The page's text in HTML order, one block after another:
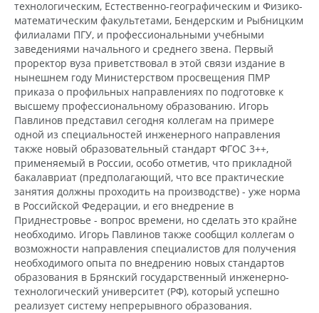
технологическим, Естественно-географическим и Физико-
математическим факультетами, Бендерским и Рыбницким
филиалами ПГУ, и профессиональными учебными
заведениями начального и среднего звена. Первый
проректор вуза приветствовал в этой связи издание в
нынешнем году Министерством просвещения ПМР
приказа о профильных направлениях по подготовке к
высшему профессиональному образованию. Игорь
Павлинов представил сегодня коллегам на примере
одной из специальностей инженерного направления
также новый образовательный стандарт ФГОС 3++,
применяемый в России, особо отметив, что прикладной
бакалавриат (предполагающий, что все практические
занятия должны проходить на производстве) - уже норма
в Российской Федерации, и его внедрение в
Приднестровье - вопрос времени, но сделать это крайне
необходимо. Игорь Павлинов также сообщил коллегам о
возможности направления специалистов для получения
необходимого опыта по внедрению новых стандартов
образования в Брянский государственный инженерно-
технологический университет (РФ), который успешно
реализует систему непрерывного образования.